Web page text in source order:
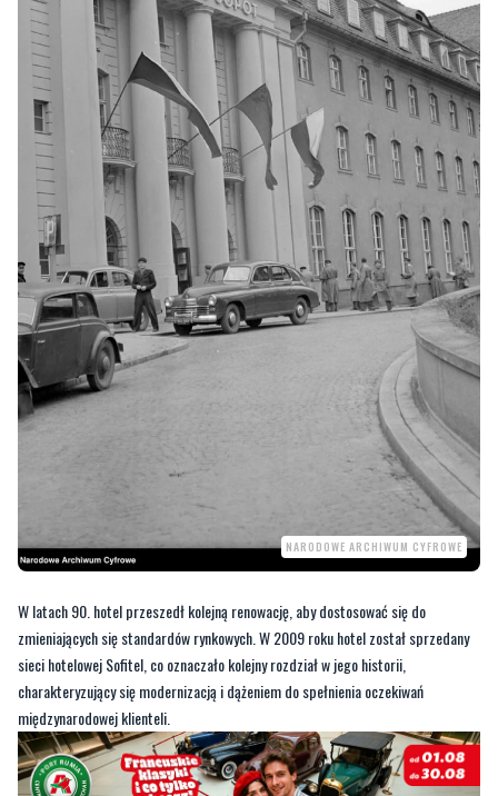
NARODOWE ARCHIWUM CYFROWE
W latach 90. hotel przeszedł kolejną renowację, aby dostosować się do
zmieniających się standardów rynkowych. W 2009 roku hotel został sprzedany
sieci hotelowej Sofitel, co oznaczało kolejny rozdział w jego historii,
charakteryzujący się modernizacją i dążeniem do spełnienia oczekiwań
międzynarodowej klienteli.